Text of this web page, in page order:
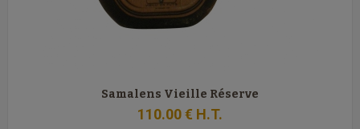
Samalens Vieille Réserve
110.00€ H.T.